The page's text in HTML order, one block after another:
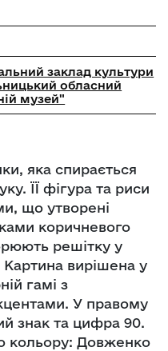
заклад культури
обласний
музей"
яка спирається
ЇЇ фігура та риси
що утворені
коричневого
решітку у
Картина вирішена у
гамі з
У правому
знак та цифра 90.
кольору: Довженко